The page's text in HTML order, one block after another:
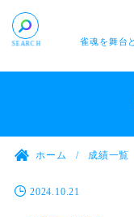
雀魂を舞台
ホーム 成績一覧
2024.10.21